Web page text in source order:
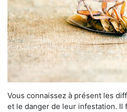
Vous connaissez à présent les
et le danger de leur infestation. Il